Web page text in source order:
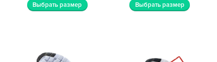
Выбрать размер Выбрать размер